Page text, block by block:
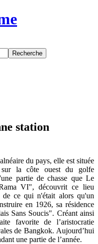
station
du pays, elle est située
la côte ouest du golfe
partie de chasse que Le
VI", découvrit ce lieu
de ce qui n'était alors qu'un
en 1926, sa résidence
Sans Soucis". Créant ainsi
favorite de l’aristocratie
de Bangkok. Aujourd’hui
une partie de l’année.